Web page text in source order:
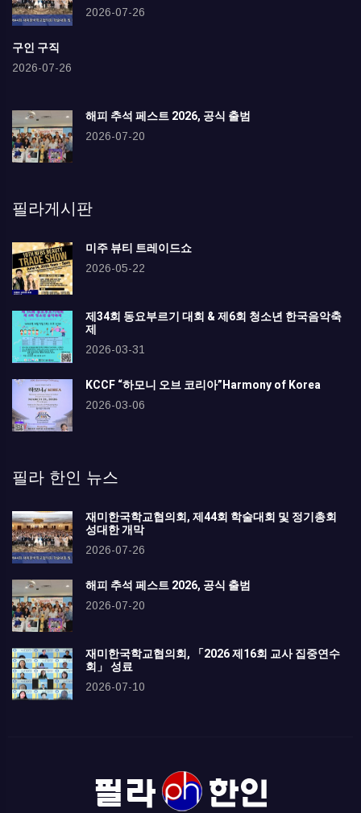
2026-07-26
구인 구직
2026-07-26
해피 추석 페스트 2026, 공식 출범
2026-07-20
필라게시판
미주 뷰티 트레이드쇼
2026-05-22
제34회 동요부르기 대회 & 제6회 청소년 한국음악축
제
2026-03-31
KCCF “하모니 오브 코리아”Harmony of Korea
2026-03-06
필라 한인 뉴스
재미한국학교협의회, 제44회 학술대회 및 정기총회
성대한 개막
2026-07-26
해피 추석 페스트 2026, 공식 출범
2026-07-20
재미한국학교협의회, 「2026 제16회 교사 집중연수
회」 성료
2026-07-10